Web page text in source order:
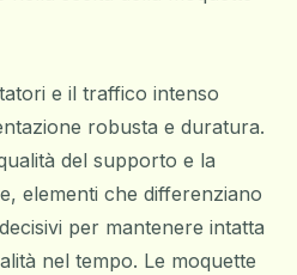
e il traffico intenso
robusta e duratura.
del supporto e la
elementi che differenziano
per mantenere intatta
nel tempo. Le moquette